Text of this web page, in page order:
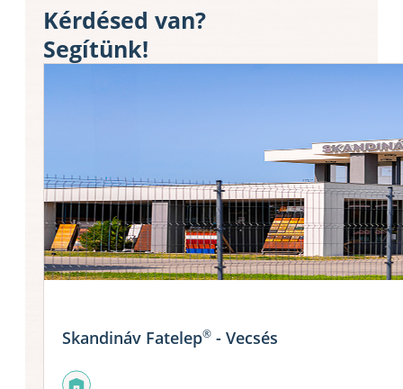
Kérdésed van?
Segítünk!
Skandináv Fatelep® - Vecsés